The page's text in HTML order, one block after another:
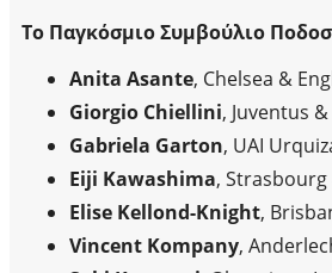
To Παγκόσμιο Συμβούλιο
Anita Asante, Chelsea &
Giorgio Chiellini, Juventus
Gabriela Garton, UAI
Eiji Kawashima, Strasbourg
Elise Kellond-Knight,
Vincent Kompany,